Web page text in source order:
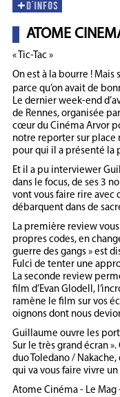
ATOME
« Tic-Tac »
On est à la bourre !
parce qu’on avait de
Le dernier week-end
de Rennes, organisée
cœur du Cinéma Arvor
notre reporter sur place
pour qui il a présenté la
Et il a pu interviewer
dans le focus, de ses 3
vont vous faire rire
débarquent dans de
La première review vous
propres codes, en
guerre des gangs » est
Fulci de tenter une
La seconde review
film d’Evan Glodell,
ramène le film sur vos
oignons dont nous
Guillaume ouvre les
Sur le très grand écran
duo Toledano /
qui va vous faire vivre
Atome Cinéma - Le Mag